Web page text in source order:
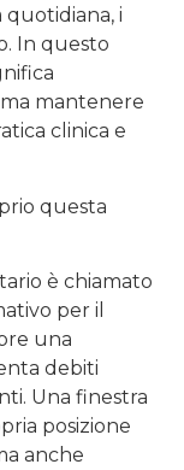
i
In questo
mantenere
clinica e
questa
è chiamato
per il
una
debiti
Una finestra
posizione
anche